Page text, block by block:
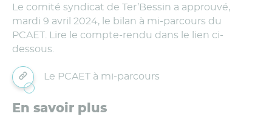
Le comité syndicat de Ter’Bessin a approuvé,
mardi 9 avril 2024, le bilan à mi-parcours du
PCAET. Lire le compte-rendu dans le lien ci-
dessous.
Le PCAET à mi-parcours
En savoir plus